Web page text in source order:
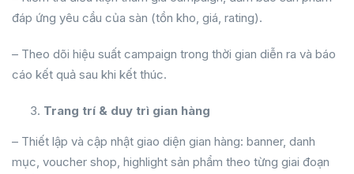
đáp ứng yêu cầu của sàn (tồn kho, giá, rating).
– Theo dõi hiệu suất campaign trong thời gian diễn ra và báo
cáo kết quả sau khi kết thúc.
Trang trí & duy trì gian hàng
– Thiết lập và cập nhật giao diện gian hàng: banner, danh
mục, voucher shop, highlight sản phẩm theo từng giai đoạn